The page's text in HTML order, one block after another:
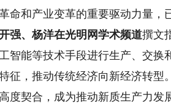
和产业变革的重要驱动力量，
强、杨洋在光明网学术频道撰文
智能等技术手段进行生产、交换
征，推动传统经济向新经济转型
度契合，成为推动新质生产力发